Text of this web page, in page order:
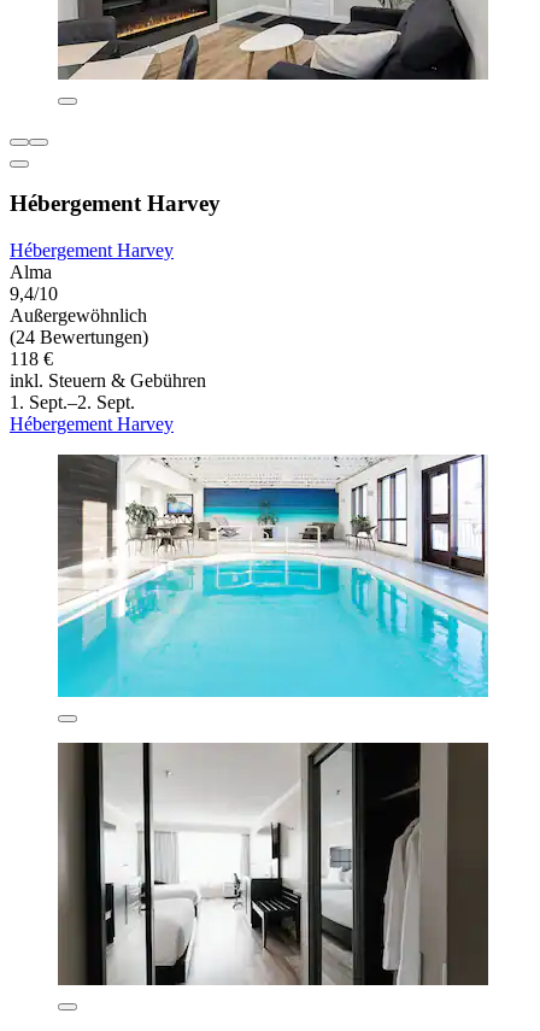
Hébergement Harvey
Hébergement Harvey
Alma
9,4/10
Außergewöhnlich
(24 Bewertungen)
118 €
inkl. Steuern & Gebühren
1. Sept.–2. Sept.
Hébergement Harvey